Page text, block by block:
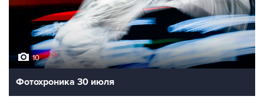
10
Фотохроника 30 июля